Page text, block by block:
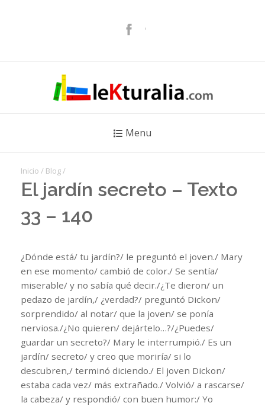
Menu
Inicio / Blog /
El jardín secreto – Texto
33 – 140
¿Dónde está/ tu jardín?/ le preguntó el joven./ Mary
en ese momento/ cambió de color./ Se sentía/
miserable/ y no sabía qué decir./¿Te dieron/ un
pedazo de jardín,/ ¿verdad?/ preguntó Dickon/
sorprendido/ al notar/ que la joven/ se ponía
nerviosa./¿No quieren/ dejártelo…?/¿Puedes/
guardar un secreto?/ Mary le interrumpió./ Es un
jardín/ secreto/ y creo que moriría/ si lo
descubren,/ terminó diciendo./ El joven Dickon/
estaba cada vez/ más extrañado./ Volvió/ a rascarse/
la cabeza/ y respondió/ con buen humor:/ Yo